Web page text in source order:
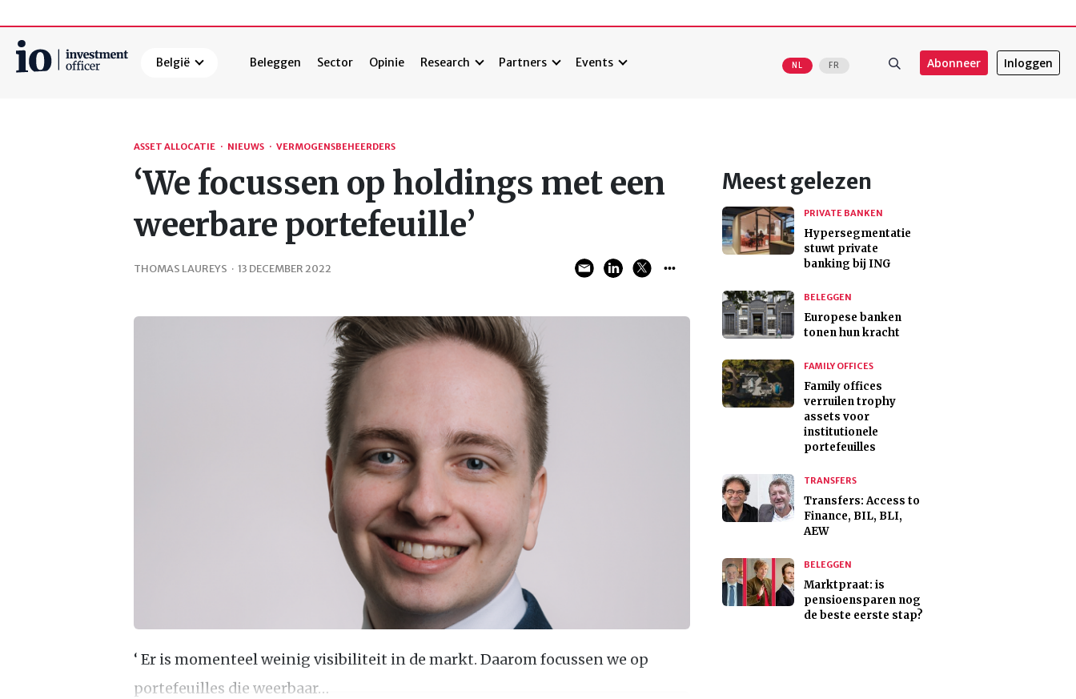
België Beleggen Sector Opinie Research Partners Events NL FR Abonneer Inloggen
ASSET ALLOCATIE · NIEUWS · VERMOGENSBEHEERDERS
‘We focussen op holdings met een
weerbare portefeuille’
THOMAS LAUREYS · 13 DECEMBER 2022
‘ Er is momenteel weinig visibiliteit in de markt. Daarom focussen we op
portefeuilles die weerbaar…
Meest gelezen
PRIVATE BANKEN
Hypersegmentatie
stuwt private
banking bij ING
BELEGGEN
Europese banken
tonen hun kracht
FAMILY OFFICES
Family offices
verruilen trophy
assets voor
institutionele
portefeuilles
TRANSFERS
Transfers: Access to
Finance, BIL, BLI,
AEW
BELEGGEN
Marktpraat: is
pensioensparen nog
de beste eerste stap?